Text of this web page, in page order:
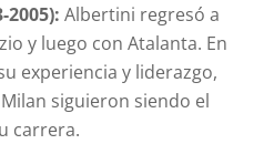
Albertini regresó a
y luego con Atalanta. En
experiencia y liderazgo,
siguieron siendo el
carrera.